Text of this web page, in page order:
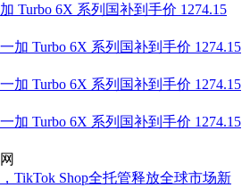
Turbo 6X 系列国补到手价 1274.15
TikTok Shop全托管释放全球市场新